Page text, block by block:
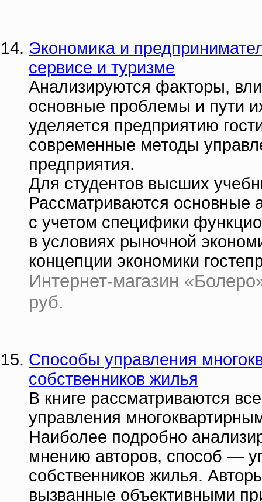
Экономика и
сервисе и туризме
Анализируются факторы,
основные проблемы и пути
уделяется предприятию
современные методы
предприятия.
Для студентов высших
Рассматриваются основные
с учетом специфики
в условиях рыночной
концепции экономики
Интернет-магазин
руб.
Способы управления
собственников жилья
В книге рассматриваются
управления
Наиболее подробно
мнению авторов, способ —
собственников жилья.
вызванные объективными